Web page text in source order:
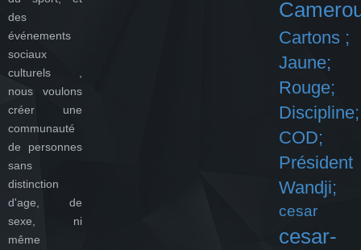
des
événements
sociaux
culturels ,
nous voulons
créer une
communauté
de personnes
sans
distinction
d'age, de
sexe, ni
même
Cartons ;
Jaune;
Rouge;
Discipline;
COD;
Président
Wandji;
cesar
cesar-